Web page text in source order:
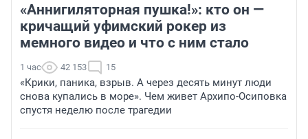
«Аннигиляторная пушка!»: кто он —
кричащий уфимский рокер из
мемного видео и что с ним стало
1 час 42 153 15
«Крики, паника, взрыв. А через десять минут люди
снова купались в море». Чем живет Архипо-Осиповка
спустя неделю после трагедии